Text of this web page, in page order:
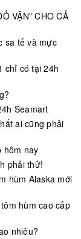
VẬN" CHO CẢ
sa tế và mực
chỉ có tại 24h
Seamart
ai cũng phải
hôm nay
phải thử!
hùm Alaska mới
hùm cao cấp
nhiêu?